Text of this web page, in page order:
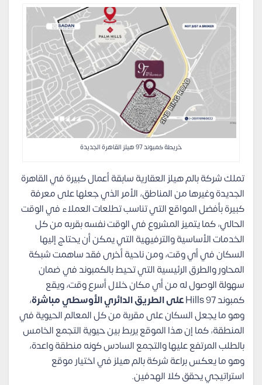
خريطة كمبوند 97 هيلز القاهرة الجديدة
تملك شركة بالم هيلز العقارية سابقة أعمال كبيرة في القاهرة
الجديدة وغيرها من المناطق، الأمر الذي جعلها على معرفة
كبيرة بأفضل المواقع التي تناسب تطلعات العملاء في الوقت
الحالي، كما يتميز المشروع في الوقت نفسه بقربه من كل
الخدمات الأساسية والترفيهية التي يمكن أن يحتاج إليها
السكان في أي وقت، ومن ناحية أخرى فقد ساهمت شبكة
المحاور والطرق الرئيسية التي تحيط بالكمبوند في ضمان
سهولة الوصول له من أي مكان خلال أسرع وقت، ويقع
كمبوند 97 Hills
على الطريق الدائري الأوسطي مباشرة،
وهو ما يجعل السكان على مقربة من كل المعالم الحيوية في
المنطقة، كما إن هذا الموقع يربط بين حيوية التجمع الخامس
بالطلب المرتفع عليها والتجمع السادس كونه منطقة واعدة،
وهو ما يعكس براعة شركة بالم هيلز في اختيار موقع
استراتيجي يحقق كلا الهدفين.